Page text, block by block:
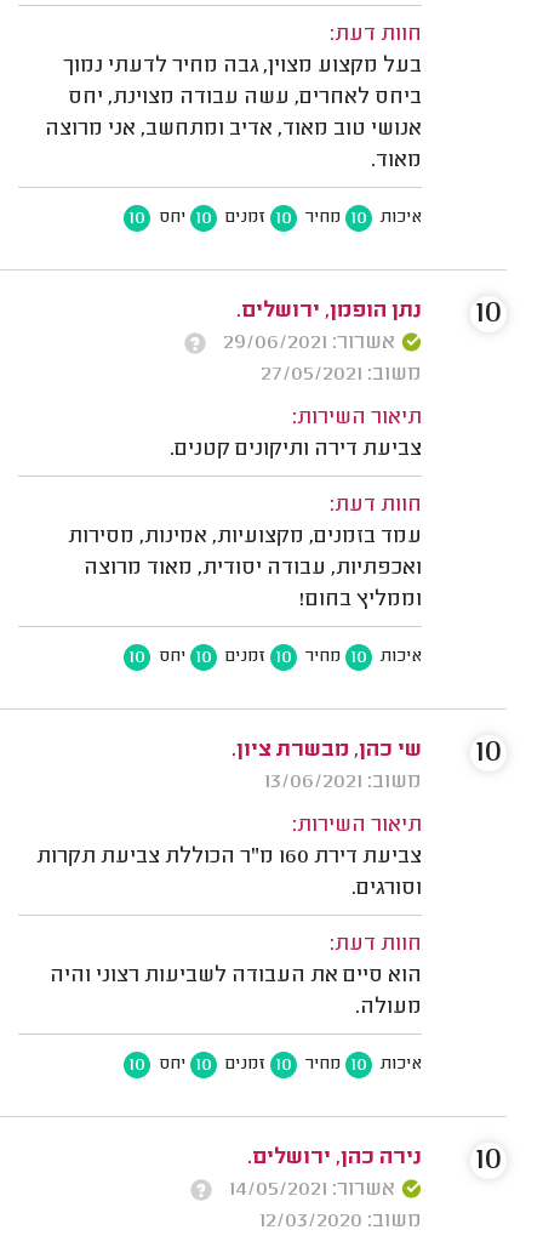
חוות דעת:
בעל מקצוע מצוין, גבה מחיר לדעתי נמוך
ביחס לאחרים, עשה עבודה מצוינת, יחס
אנושי טוב מאוד, אדיב ומתחשב, אני מרוצה
מאוד.
איכות 10 מחיר 10 זמנים 10 יחס 10
נתן הופמן, ירושלים.
אשרור: 29/06/2021
משוב: 27/05/2021
תיאור השירות:
צביעת דירה ותיקונים קטנים.
חוות דעת:
עמד בזמנים, מקצועיות, אמינות, מסירות
ואכפתיות, עבודה יסודית, מאוד מרוצה
וממליץ בחום!
איכות 10 מחיר 10 זמנים 10 יחס 10
10
שי כהן, מבשרת ציון.
משוב: 13/06/2021
תיאור השירות:
צביעת דירת 160 מ"ר הכוללת צביעת תקרות
וסורגים.
חוות דעת:
הוא סיים את העבודה לשביעות רצוני והיה
מעולה.
איכות 10 מחיר 10 זמנים 10 יחס 10
10
נירה כהן, ירושלים.
אשרור: 14/05/2021
משוב: 12/03/2020
10